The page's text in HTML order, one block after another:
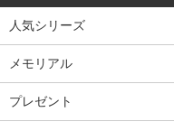
人気シリーズ
メモリアル
プレゼント